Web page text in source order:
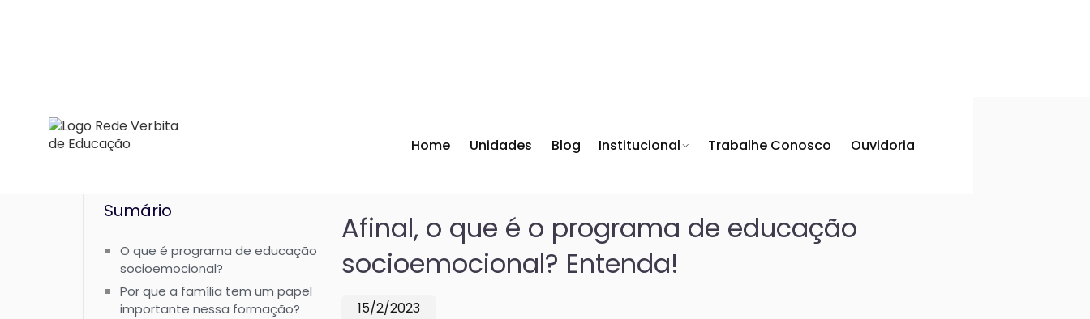
Home Unidades Blog Institucional Trabalhe Conosco Ouvidoria
Sumário
O que é programa de educação
socioemocional?
Por que a família tem um papel
importante nessa formação?
Afinal, o que é o programa de educação
socioemocional? Entenda!
15/2/2023